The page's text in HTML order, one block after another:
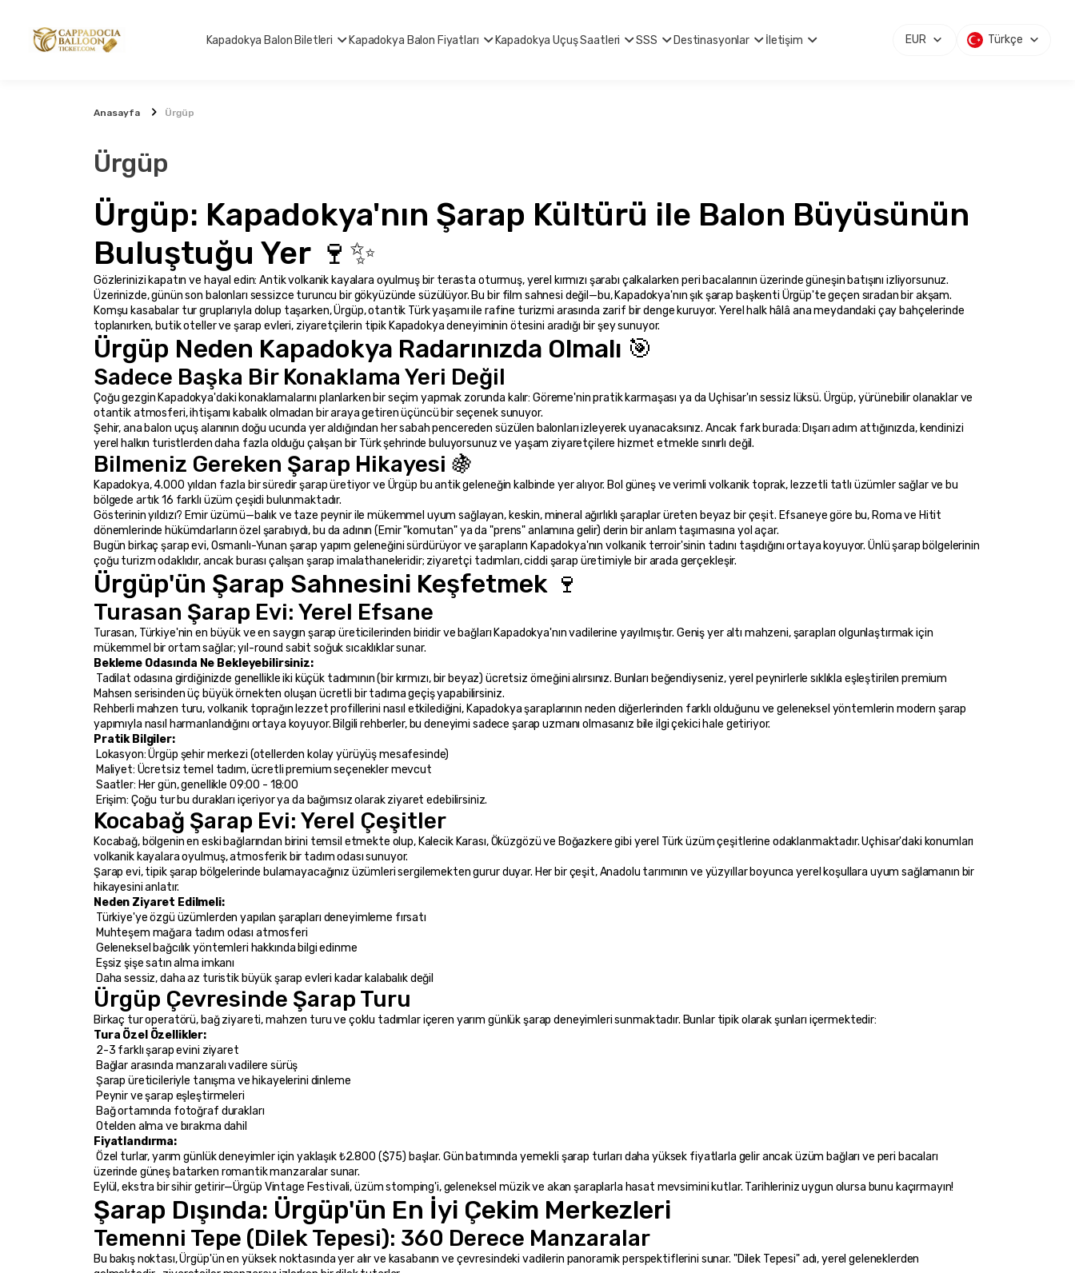
Kapadokya Balon Biletleri Kapadokya Balon Fiyatları Kapadokya Uçuş Saatleri SSS Destinasyonlar İletişim EUR Türkçe
Anasayfa Ürgüp
Ürgüp
Ürgüp: Kapadokya'nın Şarap Kültürü ile Balon Büyüsünün
Buluştuğu Yer 🍷✨
Gözlerinizi kapatın ve hayal edin: Antik volkanik kayalara oyulmuş bir terasta oturmuş, yerel kırmızı şarabı çalkalarken peri bacalarının üzerinde güneşin batışını izliyorsunuz.
Üzerinizde, günün son balonları sessizce turuncu bir gökyüzünde süzülüyor. Bu bir film sahnesi değil—bu, Kapadokya'nın şık şarap başkenti Ürgüp'te geçen sıradan bir akşam.
Komşu kasabalar tur gruplarıyla dolup taşarken, Ürgüp, otantik Türk yaşamı ile rafine turizmi arasında zarif bir denge kuruyor. Yerel halk hâlâ ana meydandaki çay bahçelerinde
toplanırken, butik oteller ve şarap evleri, ziyaretçilerin tipik Kapadokya deneyiminin ötesini aradığı bir şey sunuyor.
Ürgüp Neden Kapadokya Radarınızda Olmalı 🎯
Sadece Başka Bir Konaklama Yeri Değil
Çoğu gezgin Kapadokya'daki konaklamalarını planlarken bir seçim yapmak zorunda kalır: Göreme'nin pratik karmaşası ya da Uçhisar'ın sessiz lüksü. Ürgüp, yürünebilir olanaklar ve
otantik atmosferi, ihtişamı kabalık olmadan bir araya getiren üçüncü bir seçenek sunuyor.
Şehir, ana balon uçuş alanının doğu ucunda yer aldığından her sabah pencereden süzülen balonları izleyerek uyanacaksınız. Ancak fark burada: Dışarı adım attığınızda, kendinizi
yerel halkın turistlerden daha fazla olduğu çalışan bir Türk şehrinde buluyorsunuz ve yaşam ziyaretçilere hizmet etmekle sınırlı değil.
Bilmeniz Gereken Şarap Hikayesi 🍇
Kapadokya, 4.000 yıldan fazla bir süredir şarap üretiyor ve Ürgüp bu antik geleneğin kalbinde yer alıyor. Bol güneş ve verimli volkanik toprak, lezzetli tatlı üzümler sağlar ve bu
bölgede artık 16 farklı üzüm çeşidi bulunmaktadır.
Gösterinin yıldızı? Emir üzümü—balık ve taze peynir ile mükemmel uyum sağlayan, keskin, mineral ağırlıklı şaraplar üreten beyaz bir çeşit. Efsaneye göre bu, Roma ve Hitit
dönemlerinde hükümdarların özel şarabıydı, bu da adının (Emir "komutan" ya da "prens" anlamına gelir) derin bir anlam taşımasına yol açar.
Bugün birkaç şarap evi, Osmanlı-Yunan şarap yapım geleneğini sürdürüyor ve şarapların Kapadokya'nın volkanik terroir'sinin tadını taşıdığını ortaya koyuyor. Ünlü şarap bölgelerinin
çoğu turizm odaklıdır, ancak burası çalışan şarap imalathaneleridir; ziyaretçi tadımları, ciddi şarap üretimiyle bir arada gerçekleşir.
Ürgüp'ün Şarap Sahnesini Keşfetmek 🍷
Turasan Şarap Evi: Yerel Efsane
Turasan, Türkiye'nin en büyük ve en saygın şarap üreticilerinden biridir ve bağları Kapadokya'nın vadilerine yayılmıştır. Geniş yer altı mahzeni, şarapları olgunlaştırmak için
mükemmel bir ortam sağlar; yıl-round sabit soğuk sıcaklıklar sunar.
Bekleme Odasında Ne Bekleyebilirsiniz:
Mahsen serisinden üç büyük örnekten oluşan ücretli bir tadıma geçiş yapabilirsiniz.
Rehberli mahzen turu, volkanik toprağın lezzet profillerini nasıl etkilediğini, Kapadokya şaraplarının neden diğerlerinden farklı olduğunu ve geleneksel yöntemlerin modern şarap
yapımıyla nasıl harmanlandığını ortaya koyuyor. Bilgili rehberler, bu deneyimi sadece şarap uzmanı olmasanız bile ilgi çekici hale getiriyor.
Pratik Bilgiler:
Lokasyon: Ürgüp şehir merkezi (otellerden kolay yürüyüş mesafesinde)
Maliyet: Ücretsiz temel tadım, ücretli premium seçenekler mevcut
Saatler: Her gün, genellikle 09:00 - 18:00
Erişim: Çoğu tur bu durakları içeriyor ya da bağımsız olarak ziyaret edebilirsiniz.
Kocabağ Şarap Evi: Yerel Çeşitler
Kocabağ, bölgenin en eski bağlarından birini temsil etmekte olup, Kalecik Karası, Öküzgözü ve Boğazkere gibi yerel Türk üzüm çeşitlerine odaklanmaktadır. Uçhisar'daki konumları
volkanik kayalara oyulmuş, atmosferik bir tadım odası sunuyor.
Şarap evi, tipik şarap bölgelerinde bulamayacağınız üzümleri sergilemekten gurur duyar. Her bir çeşit, Anadolu tarımının ve yüzyıllar boyunca yerel koşullara uyum sağlamanın bir
hikayesini anlatır.
Neden Ziyaret Edilmeli:
Türkiye'ye özgü üzümlerden yapılan şarapları deneyimleme fırsatı
Muhteşem mağara tadım odası atmosferi
Geleneksel bağcılık yöntemleri hakkında bilgi edinme
Eşsiz şişe satın alma imkanı
Daha sessiz, daha az turistik büyük şarap evleri kadar kalabalık değil
Ürgüp Çevresinde Şarap Turu
Birkaç tur operatörü, bağ ziyareti, mahzen turu ve çoklu tadımlar içeren yarım günlük şarap deneyimleri sunmaktadır. Bunlar tipik olarak şunları içermektedir:
Tura Özel Özellikler:
2-3 farklı şarap evini ziyaret
Bağlar arasında manzaralı vadilere sürüş
Şarap üreticileriyle tanışma ve hikayelerini dinleme
Peynir ve şarap eşleştirmeleri
Bağ ortamında fotoğraf durakları
Otelden alma ve bırakma dahil
Fiyatlandırma:
üzerinde güneş batarken romantik manzaralar sunar.
Eylül, ekstra bir sihir getirir—Ürgüp Vintage Festivali, üzüm stomping'i, geleneksel müzik ve akan şaraplarla hasat mevsimini kutlar. Tarihleriniz uygun olursa bunu kaçırmayın!
Şarap Dışında: Ürgüp'ün En İyi Çekim Merkezleri
Temenni Tepe (Dilek Tepesi): 360 Derece Manzaralar
Bu bakış noktası, Ürgüp'ün en yüksek noktasında yer alır ve kasabanın ve çevresindeki vadilerin panoramik perspektiflerini sunar. "Dilek Tepesi" adı, yerel geleneklerden